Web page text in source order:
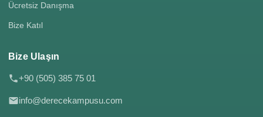
Ücretsiz Danışma
Bize Katıl
Bize Ulaşın
+90 (505) 385 75 01
info@derecekampusu.com